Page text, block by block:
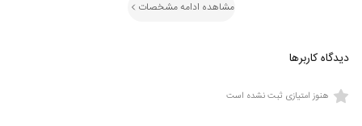
مشاهده ادامه مشخصات
دیدگاه کاربرها
هنوز امتیازی ثبت نشده است